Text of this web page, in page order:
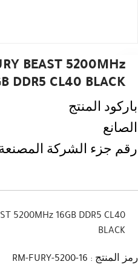
BEAST 5200MHz
DDR5 CL40 BLACK
باركود المنتج
الصانع
رقم جزء الشركة
5200MHz 16GB DDR5 CL40
BLACK
رمز المنتج : RM-FURY-5200-16